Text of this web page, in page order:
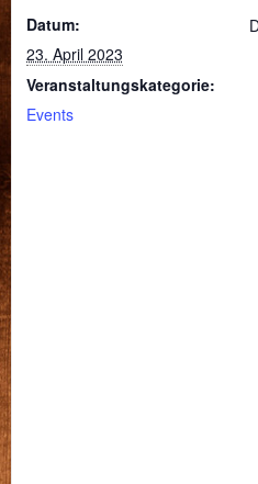
Datum:
23. April 2023
Veranstaltungskategorie:
Events